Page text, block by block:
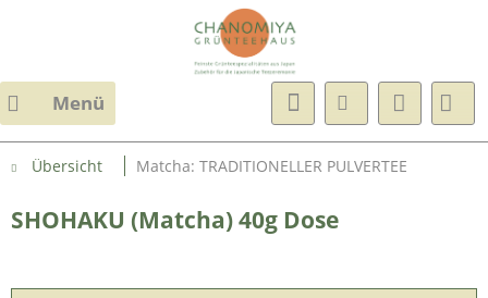
Menü
Übersicht Matcha: TRADITIONELLER PULVERTEE
SHOHAKU (Matcha) 40g Dose